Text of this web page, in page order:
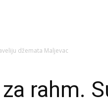
džemata Maljevac
rahm.